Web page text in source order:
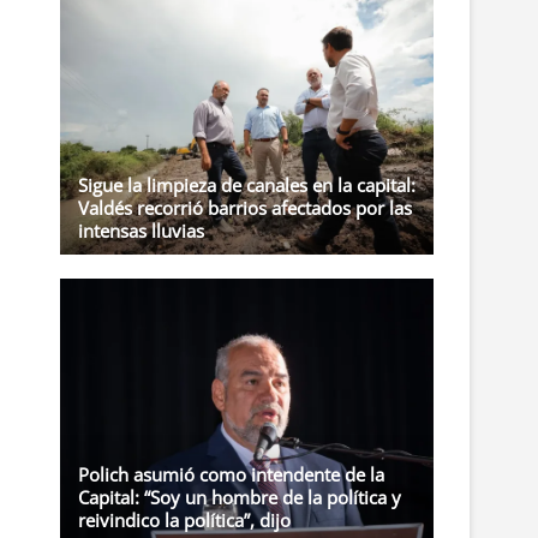
Sigue la limpieza de canales en la capital:
Valdés recorrió barrios afectados por las
intensas lluvias
Polich asumió como intendente de la
Capital: “Soy un hombre de la política y
reivindico la política”, dijo